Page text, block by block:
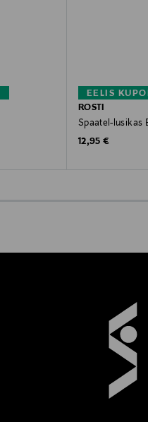
EELIS
ROSTI
Spaatel-lusikas
Original Price
12,95 €